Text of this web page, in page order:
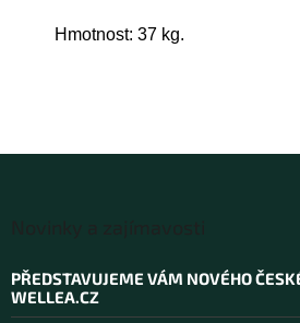
Hmotnost: 37 kg.
PŘEDSTAVUJEME VÁM NOVÉHO
WELLEA.CZ